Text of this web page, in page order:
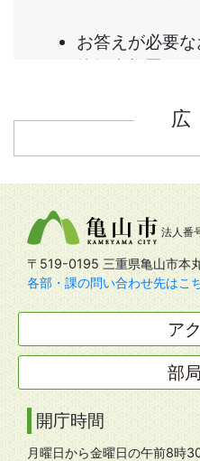
法人番
〒519-0195 三重県亀山市本
各部・課の問い合わせ先はこ
ア
部
開庁時間
月曜日から金曜日の午前8時